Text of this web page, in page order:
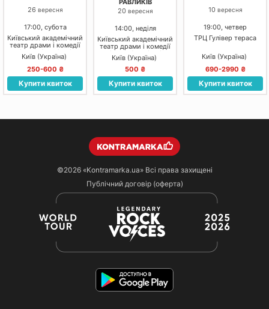
26 вересня
17:00, субота
Київський академічний
театр драми і комедії
на лівому березі Дніпра
Київ (Україна)
250-600 ₴
Купити квиток
РАВЛИКІВ
20 вересня
14:00, неділя
Київський академічний
театр драми і комедії
на лівому березі Дніпра
Київ (Україна)
500 ₴
Купити квиток
10 вересня
19:00, четвер
ТРЦ Гулівер тераса
Київ (Україна)
690-2990 ₴
Купити квиток
©2026 «Kontramarka.ua»Всі права захищені
Публічний договір (оферта)